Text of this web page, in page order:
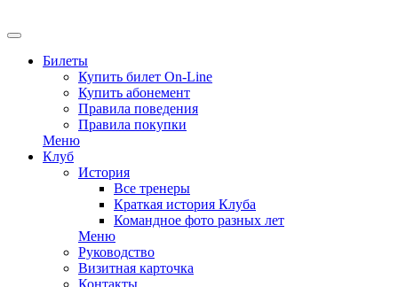
Билеты
Купить билет On-Line
Купить абонемент
Правила поведения
Правила покупки
Меню
Клуб
История
Все тренеры
Краткая история Клуба
Командное фото разных лет
Меню
Руководство
Визитная карточка
Контакты